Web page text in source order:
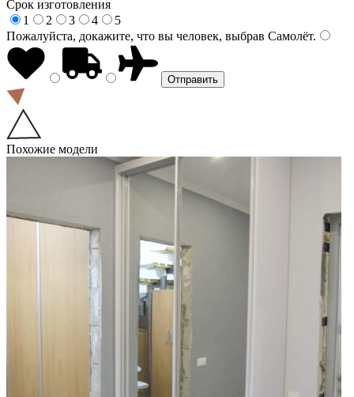
Срок изготовления
1
2 3 4
5
Пожалуйста, докажите, что вы человек, выбрав Самолёт.
Похожие модели